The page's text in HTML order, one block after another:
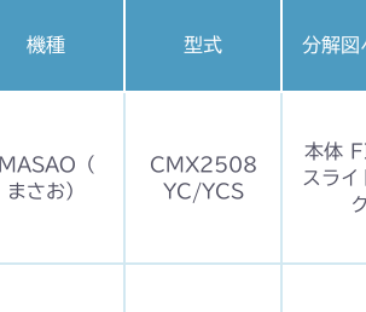
機種 型式 分解図
MASAO（
まさお）
CMX2508
YC/YCS
本体
スライ
ク